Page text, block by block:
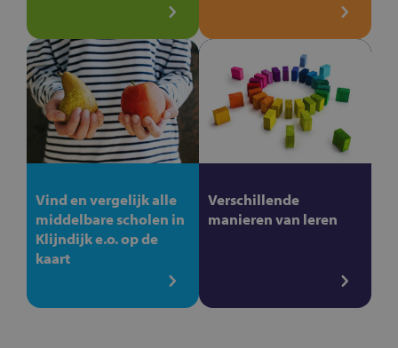
Vind en vergelijk alle
middelbare scholen in
Klijndijk e.o. op de
kaart
Verschillende
manieren van leren